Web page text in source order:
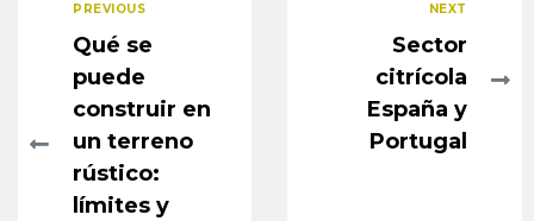
PREVIOUS
Qué se
puede
construir en
un terreno
rústico:
límites y
NEXT
Sector
citrícola
España y
Portugal